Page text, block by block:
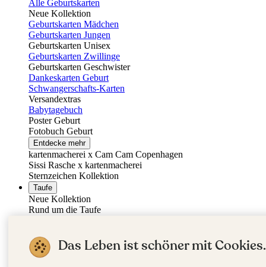
Alle Geburtskarten
Neue Kollektion
Geburtskarten Mädchen
Geburtskarten Jungen
Geburtskarten Unisex
Geburtskarten Zwillinge
Geburtskarten Geschwister
Dankeskarten Geburt
Schwangerschafts-Karten
Versandextras
Babytagebuch
Poster Geburt
Fotobuch Geburt
Entdecke mehr
kartenmacherei x Cam Cam Copenhagen
Sissi Rasche x kartenmacherei
Sternzeichen Kollektion
Taufe
Neue Kollektion
Rund um die Taufe
Taufeinladungen
Sticker TaufeDas Leben ist schöner mit Cookies.